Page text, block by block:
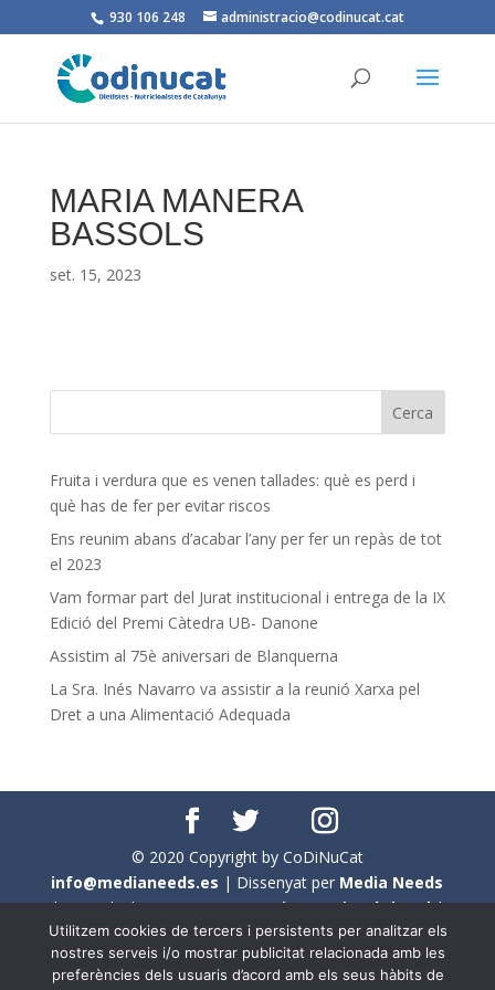
930 106 248 administracio@codinucat.cat
MARIA MANERA
BASSOLS
set. 15, 2023
Fruita i verdura que es venen tallades: què es perd i
què has de fer per evitar riscos
Ens reunim abans d’acabar l’any per fer un repàs de tot
el 2023
Vam formar part del Jurat institucional i entrega de la IX
Edició del Premi Càtedra UB- Danone
Assistim al 75è aniversari de Blanquerna
La Sra. Inés Navarro va assistir a la reunió Xarxa pel
Dret a una Alimentació Adequada
© 2020 Copyright by CoDiNuCat
info@medianeeds.es | Dissenyat per Media Needs
| Tots els drets reservats aCoDiNuCat |Avís legal|
Avís per cookies
En aquest web s'ha tingut en compte l'ús no sexista del
Utilitzem cookies de tercers i persistents per analitzar els
nostres serveis i/o mostrar publicitat relacionada amb les
preferències dels usuaris d’acord amb els seus hàbits de